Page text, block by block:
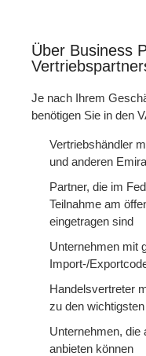
Über Business
Je nach Ihrem
benötigen Sie in den
Vertriebshändler
und anderen
Partner, die im
Teilnahme am
eingetragen sind
Unternehmen mit
Import-/
Handelsvertreter
zu den
Unternehmen, die
anbieten können